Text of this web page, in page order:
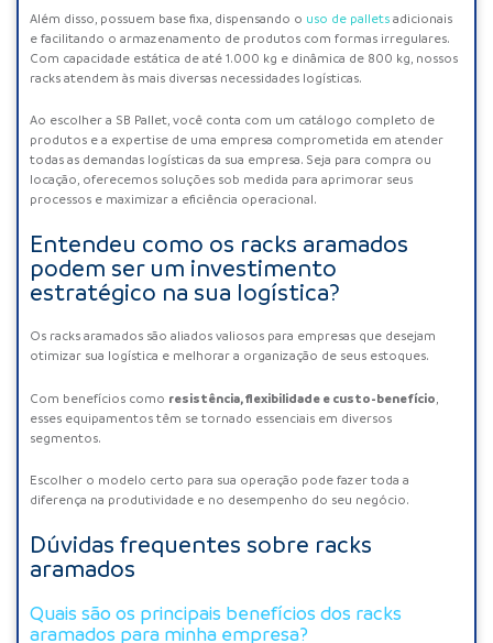
Além disso, possuem base fixa, dispensando o uso de pallets adicionais
e facilitando o armazenamento de produtos com formas irregulares.
Com capacidade estática de até 1.000 kg e dinâmica de 800 kg, nossos
racks atendem às mais diversas necessidades logísticas.
Ao escolher a SB Pallet, você conta com um catálogo completo de
produtos e a expertise de uma empresa comprometida em atender
todas as demandas logísticas da sua empresa. Seja para compra ou
locação, oferecemos soluções sob medida para aprimorar seus
processos e maximizar a eficiência operacional.
Entendeu como os racks aramados
podem ser um investimento
estratégico na sua logística?
Os racks aramados são aliados valiosos para empresas que desejam
otimizar sua logística e melhorar a organização de seus estoques.
Com benefícios como resistência, flexibilidade e custo-benefício,
esses equipamentos têm se tornado essenciais em diversos
segmentos.
Escolher o modelo certo para sua operação pode fazer toda a
diferença na produtividade e no desempenho do seu negócio.
Dúvidas frequentes sobre racks
aramados
Quais são os principais benefícios dos racks
aramados para minha empresa?